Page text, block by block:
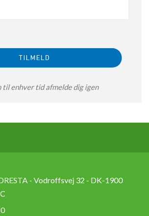
til enhver tid afmelde dig igen
- Vodroffsvej 32 - DK-1900